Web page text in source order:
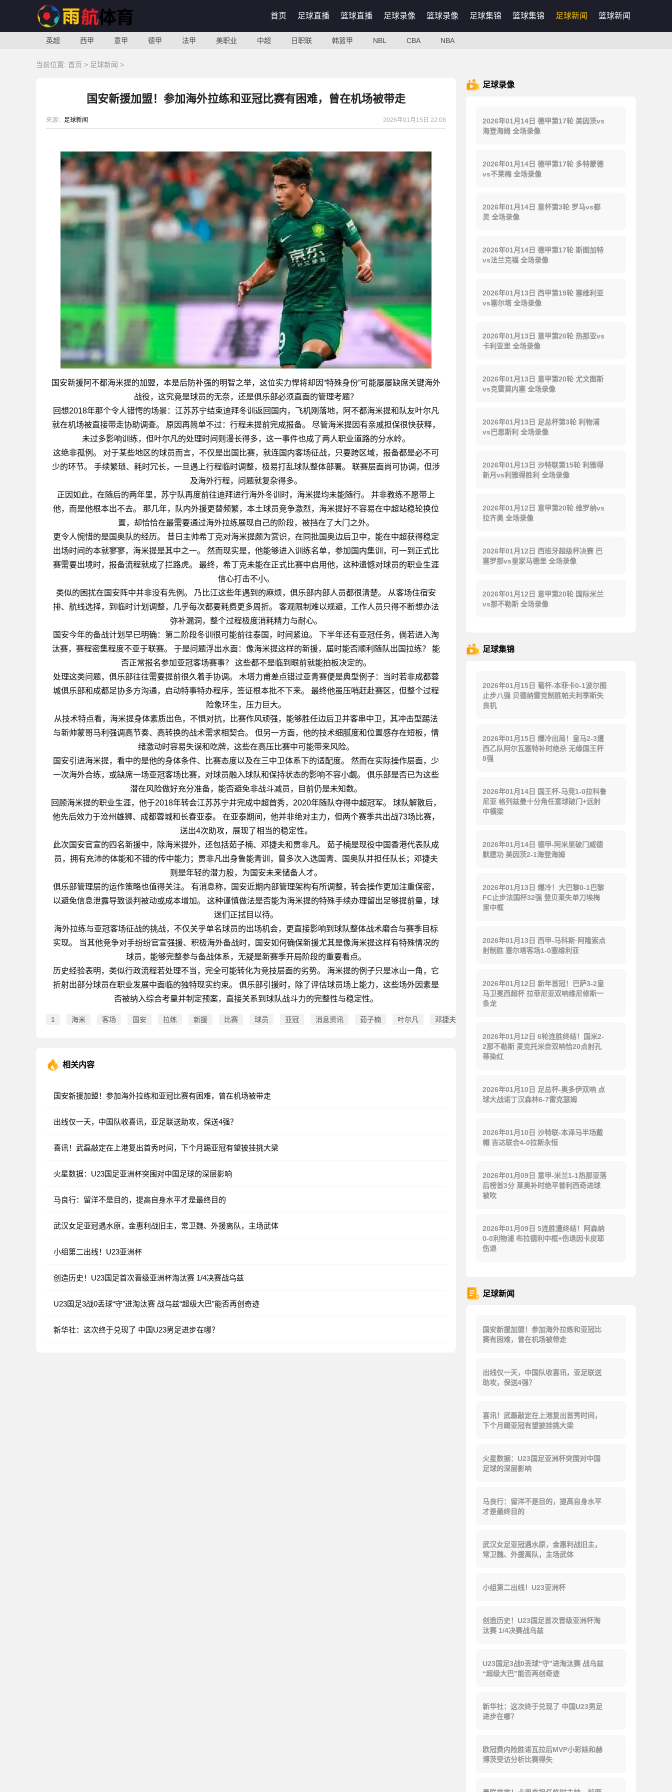
首页 足球直播 篮球直播 足球录像 篮球录像 足球集锦 篮球集锦 足球新闻 篮球新闻
英超 西甲 意甲 德甲 法甲 美职业 中超 日职联 韩篮甲 NBL CBA NBA
当前位置: 首页 > 足球新闻 >
国安新援加盟！参加海外拉练和亚冠比赛有困难，曾在机场被带走
来源： 足球新闻 2026年01月15日 22:08
国安新援阿不都海米提的加盟，本是后防补强的明智之举，这位实力悍将却因“特殊身份”可能屡屡缺席关键海外
战役，这究竟是球员的无奈，还是俱乐部必须直面的管理考题？
回想2018年那个令人错愕的场景：江苏苏宁结束迪拜冬训返回国内，飞机刚落地，阿不都海米提和队友叶尔凡
就在机场被直接带走协助调查。 原因再简单不过：行程未提前完成报备。 尽管海米提因有亲戚担保很快获释，
未过多影响训练，但叶尔凡的处理时间则漫长得多，这一事件也成了两人职业道路的分水岭。
这绝非孤例。 对于某些地区的球员而言，不仅是出国比赛，就连国内客场征战，只要跨区域，报备都是必不可
少的环节。 手续繁琐、耗时冗长，一旦遇上行程临时调整，极易打乱球队整体部署。 联赛层面尚可协调，但涉
及海外行程，问题就复杂得多。
正因如此，在随后的两年里，苏宁队再度前往迪拜进行海外冬训时，海米提均未能随行。 并非教练不愿带上
他，而是他根本出不去。 那几年，队内外援更替频繁，本土球员竞争激烈，海米提好不容易在中超站稳轮换位
置，却恰恰在最需要通过海外拉练展现自己的阶段，被挡在了大门之外。
更令人惋惜的是国奥队的经历。 昔日主帅希丁克对海米提颇为赏识，在同批国奥边后卫中，能在中超获得稳定
出场时间的本就寥寥，海米提是其中之一。 然而现实是，他能够进入训练名单，参加国内集训，可一到正式比
赛需要出境时，报备流程就成了拦路虎。 最终，希丁克未能在正式比赛中启用他，这种遗憾对球员的职业生涯
信心打击不小。
类似的困扰在国安阵中并非没有先例。 乃比江这些年遇到的麻烦，俱乐部内部人员都很清楚。 从客场住宿安
排、航线选择，到临时计划调整，几乎每次都要耗费更多周折。 客观限制难以规避，工作人员只得不断想办法
弥补漏洞，整个过程极度消耗精力与耐心。
国安今年的备战计划早已明确：第二阶段冬训很可能前往泰国，时间紧迫。 下半年还有亚冠任务，倘若进入淘
汰赛，赛程密集程度不亚于联赛。 于是问题浮出水面：像海米提这样的新援，届时能否顺利随队出国拉练？ 能
否正常报名参加亚冠客场赛事？ 这些都不是临到眼前就能拍板决定的。
处理这类问题，俱乐部往往需要提前很久着手协调。 木塔力甫差点错过亚青赛便是典型例子：当时若非成都蓉
城俱乐部和成都足协多方沟通，启动特事特办程序，签证根本批不下来。 最终他虽压哨赶赴赛区，但整个过程
险象环生，压力巨大。
从技术特点看，海米提身体素质出色，不惧对抗，比赛作风顽强，能够胜任边后卫并客串中卫，其冲击型踢法
与新帅蒙哥马利强调高节奏、高转换的战术需求相契合。 但另一方面，他的技术细腻度和位置感存在短板，情
绪激动时容易失误和吃牌，这些在高压比赛中可能带来风险。
国安引进海米提，看中的是他的身体条件、比赛态度以及在三中卫体系下的适配度。 然而在实际操作层面，少
一次海外合练，或缺席一场亚冠客场比赛，对球员融入球队和保持状态的影响不容小觑。 俱乐部是否已为这些
潜在风险做好充分准备，能否避免非战斗减员，目前仍是未知数。
回顾海米提的职业生涯，他于2018年转会江苏苏宁并完成中超首秀，2020年随队夺得中超冠军。 球队解散后，
他先后效力于沧州雄狮、成都蓉城和长春亚泰。 在亚泰期间，他并非绝对主力，但两个赛季共出战73场比赛，
送出4次助攻，展现了相当的稳定性。
此次国安官宣的四名新援中，除海米提外，还包括茹子楠、邓捷夫和贾非凡。 茹子楠是现役中国香港代表队成
员，拥有充沛的体能和不错的传中能力；贾非凡出身鲁能青训，曾多次入选国青、国奥队并担任队长；邓捷夫
则是年轻的潜力股，为国安未来储备人才。
俱乐部管理层的运作策略也值得关注。 有消息称，国安近期内部管理架构有所调整，转会操作更加注重保密，
以避免信息泄露导致谈判被动或成本增加。 这种谨慎做法是否能为海米提的特殊手续办理留出足够提前量，球
迷们正拭目以待。
海外拉练与亚冠客场征战的挑战，不仅关乎单名球员的出场机会，更直接影响到球队整体战术磨合与赛季目标
实现。 当其他竞争对手纷纷官宣强援、积极海外备战时，国安如何确保新援尤其是像海米提这样有特殊情况的
球员，能够完整参与备战体系，无疑是新赛季开局阶段的重要看点。
历史经验表明，类似行政流程若处理不当，完全可能转化为竞技层面的劣势。 海米提的例子只是冰山一角，它
折射出部分球员在职业发展中面临的独特现实约束。 俱乐部引援时，除了评估球员场上能力，这些场外因素是
否被纳入综合考量并制定预案，直接关系到球队战斗力的完整性与稳定性。
1 海米 客场 国安 拉练 新援 比赛 球员 亚冠 消息资讯 茹子楠 叶尔凡 邓捷夫
相关内容
国安新援加盟！参加海外拉练和亚冠比赛有困难，曾在机场被带走
出线仅一天，中国队收喜讯，亚足联送助攻，保送4强？
喜讯！武磊敲定在上港复出首秀时间，下个月踢亚冠有望披挂挑大梁
火星数据：U23国足亚洲杯突围对中国足球的深层影响
马良行：留洋不是目的，提高自身水平才是最终目的
武汉女足亚冠遇水原，金惠利战旧主，常卫魏、外援离队，主场武体
小组第二出线！U23亚洲杯
创造历史！U23国足首次晋级亚洲杯淘汰赛 1/4决赛战乌兹
U23国足3战0丢球“守”进淘汰赛 战乌兹“超级大巴”能否再创奇迹
新华社：这次终于兑现了 中国U23男足进步在哪？
足球录像
2026年01月14日 德甲第17轮 美因茨vs
海登海姆 全场录像
2026年01月14日 德甲第17轮 多特蒙德
vs不莱梅 全场录像
2026年01月14日 意杯第3轮 罗马vs都
灵 全场录像
2026年01月14日 德甲第17轮 斯图加特
vs法兰克福 全场录像
2026年01月13日 西甲第19轮 塞维利亚
vs塞尔塔 全场录像
2026年01月13日 意甲第20轮 热那亚vs
卡利亚里 全场录像
2026年01月13日 意甲第20轮 尤文图斯
vs克雷莫内塞 全场录像
2026年01月13日 足总杯第3轮 利物浦
vs巴恩斯利 全场录像
2026年01月13日 沙特联第15轮 利雅得
新月vs利雅得胜利 全场录像
2026年01月12日 意甲第20轮 维罗纳vs
拉齐奥 全场录像
2026年01月12日 西班牙超级杯决赛 巴
塞罗那vs皇家马德里 全场录像
2026年01月12日 意甲第20轮 国际米兰
vs那不勒斯 全场录像
足球集锦
2026年01月15日 葡杯-本菲卡0-1波尔图
止步八强 贝德纳雷克制胜帕夫利季斯失
良机
2026年01月15日 爆冷出局！皇马2-3遭
西乙队阿尔瓦塞特补时绝杀 无缘国王杯
8强
2026年01月14日 国王杯-马竞1-0拉科鲁
尼亚 格列兹曼十分角任意球破门+远射
中横梁
2026年01月14日 德甲-阿米里破门威德
默建功 美因茨2-1海登海姆
2026年01月13日 爆冷！大巴黎0-1巴黎
FC止步法国杯32强 登贝莱失单刀埃梅
里中框
2026年01月13日 西甲-马科斯·阿隆索点
射制胜 塞尔塔客场1-0塞维利亚
2026年01月12日 新年首冠！巴萨3-2皇
马卫冕西超杯 拉菲尼亚双响维尼修斯一
条龙
2026年01月12日 6轮连胜终结！国米2-
2那不勒斯 麦克托米奈双响恰20点射孔
蒂染红
2026年01月10日 足总杯-奥多伊双响 点
球大战诺丁汉森林6-7雷克瑟姆
2026年01月10日 沙特联-本泽马半场戴
帽 吉达联合4-0拉斯永恒
2026年01月09日 意甲-米兰1-1热那亚落
后榜首3分 莱奥补时绝平普利西奇进球
被吹
2026年01月09日 5连胜遭终结！阿森纳
0-0利物浦 布拉德利中框+伤退因卡皮耶
伤退
足球新闻
国安新援加盟！参加海外拉练和亚冠比
赛有困难，曾在机场被带走
出线仅一天，中国队收喜讯，亚足联送
助攻，保送4强？
喜讯！武磊敲定在上港复出首秀时间，
下个月踢亚冠有望披挂挑大梁
火星数据：U23国足亚洲杯突围对中国
足球的深层影响
马良行：留洋不是目的，提高自身水平
才是最终目的
武汉女足亚冠遇水原，金惠利战旧主，
常卫魏、外援离队，主场武体
小组第二出线！U23亚洲杯
创造历史！U23国足首次晋级亚洲杯淘
汰赛 1/4决赛战乌兹
U23国足3战0丢球“守”进淘汰赛 战乌兹
“超级大巴”能否再创奇迹
新华社：这次终于兑现了 中国U23男足
进步在哪？
欧冠费内险胜诺瓦拉后MVP小彩娃和赫
博茨受访分析比赛得失